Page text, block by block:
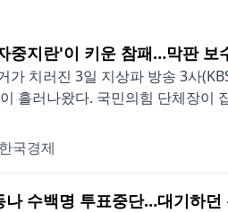
중지란'이 키운 참패…막판 보
가 치러진 3일 지상파 방송 3사
흘러나왔다. 국민의힘 단체장이
한국경제
나 수백명 투표중단…대기하던